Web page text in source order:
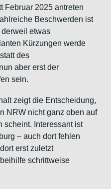
Februar 2025 antreten
Beschwerden ist
etwas
Kürzungen werde
des
aber erst der
sein.
zeigt die Entscheidung,
NRW nicht ganz oben auf
scheint. Interessant ist
– auch dort fehlen
erst zuletzt
schrittweise